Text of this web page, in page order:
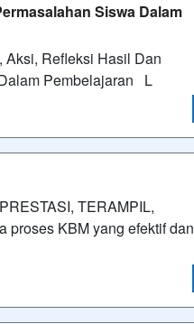
Siswa Dalam
Refleksi Hasil Dan
Pembelajaran L
TERAMPIL,
proses KBM yang efektif dan